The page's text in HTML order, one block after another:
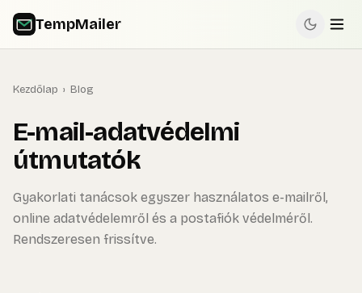
TempMailer
Kezdőlap › Blog
E-mail-adatvédelmi
útmutatók
Gyakorlati tanácsok egyszer használatos e-mailről,
online adatvédelemről és a postafiók védelméről.
Rendszeresen frissítve.